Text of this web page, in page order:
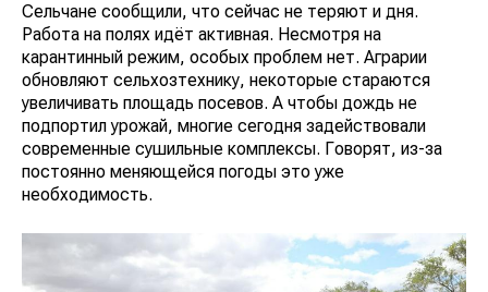
Сельчане сообщили, что сейчас не теряют и дня.
Работа на полях идёт активная. Несмотря на
карантинный режим, особых проблем нет. Аграрии
обновляют сельхозтехнику, некоторые стараются
увеличивать площадь посевов. А чтобы дождь не
подпортил урожай, многие сегодня задействовали
современные сушильные комплексы. Говорят, из-за
постоянно меняющейся погоды это уже
необходимость.